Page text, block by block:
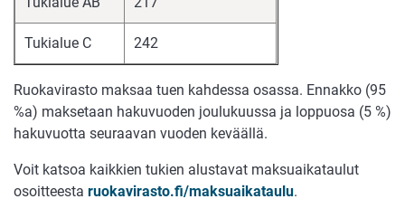
Tukialue C 242
Ruokavirasto maksaa tuen kahdessa osassa. Ennakko (95
%a) maksetaan hakuvuoden joulukuussa ja loppuosa (5 %)
hakuvuotta seuraavan vuoden keväällä.
Voit katsoa kaikkien tukien alustavat maksuaikataulut
osoitteesta ruokavirasto.fi/maksuaikataulu.